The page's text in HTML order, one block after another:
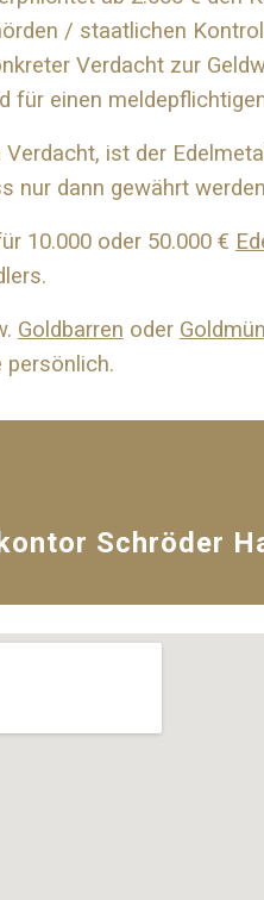
/ staatlichen
Verdacht zur
für einen
ist der
nur dann gewährt
10.000 oder 50.000 €
Goldbarren oder
persönlich.
Schröder